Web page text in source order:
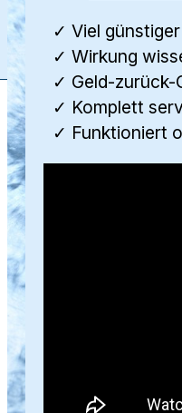
✓ Viel
✓ Wirkung
✓ Geld-zurück-
✓ Komplett
✓ Funktioniert